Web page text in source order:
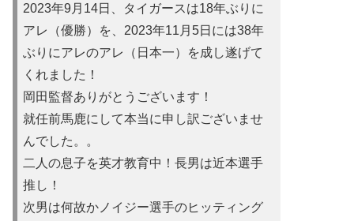
2023年9月14日、タイガースは18年ぶりに
アレ（優勝）を 、2023年11月5日には38年
ぶりにアレのアレ（日本一）を成し遂げて
くれました！
岡田監督ありがとうございます！
就任前馬鹿にして本当に申し訳ございませ
んでした。。
二人の息子を英才教育中！長男は近本選手
推し！
次男は何故かノイ ジー選手のヒッティング